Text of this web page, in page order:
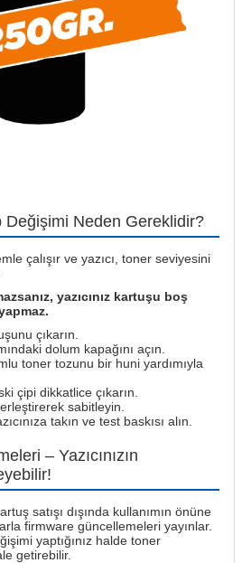
Değişimi Neden Gereklidir?
çalışır ve yazıcı, toner seviyesini
yazıcınız kartuşu boş
çıkarın.
dolum kapağını açın.
toner tozunu bir huni yardımıyla
çipi dikkatlice çıkarın.
sabitleyin.
takın ve test baskısı alın.
– Yazıcınızın
satışı dışında kullanımın önüne
firmware güncellemeleri yayınlar.
yaptığınız halde toner
getirebilir.